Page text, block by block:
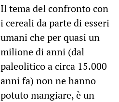
Il tema del confronto con
i cereali da parte di esseri
umani che per quasi un
milione di anni (dal
paleolitico a circa 15.000
anni fa) non ne hanno
potuto mangiare, è un